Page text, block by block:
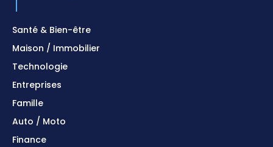
Santé & Bien-être
Maison / Immobilier
Technologie
Entreprises
Famille
Auto / Moto
Finance